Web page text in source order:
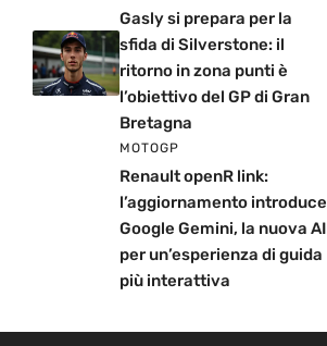
Gasly si prepara per la
sfida di Silverstone: il
ritorno in zona punti è
l’obiettivo del GP di Gran
Bretagna
MOTOGP
Renault openR link:
l’aggiornamento introduce
Google Gemini, la nuova AI
per un’esperienza di guida
più interattiva